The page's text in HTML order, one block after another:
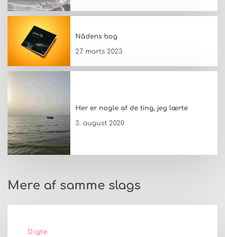
Nådens bog
27. marts 2023
Her er nogle af de ting, jeg lærte
3. august 2020
Mere af samme slags
Digte